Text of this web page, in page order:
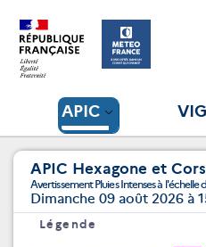
APIC
APIC Hexagone et
Avertissement Pluies Intenses à l'échelle
Dimanche 09 août 2026 à
Légende